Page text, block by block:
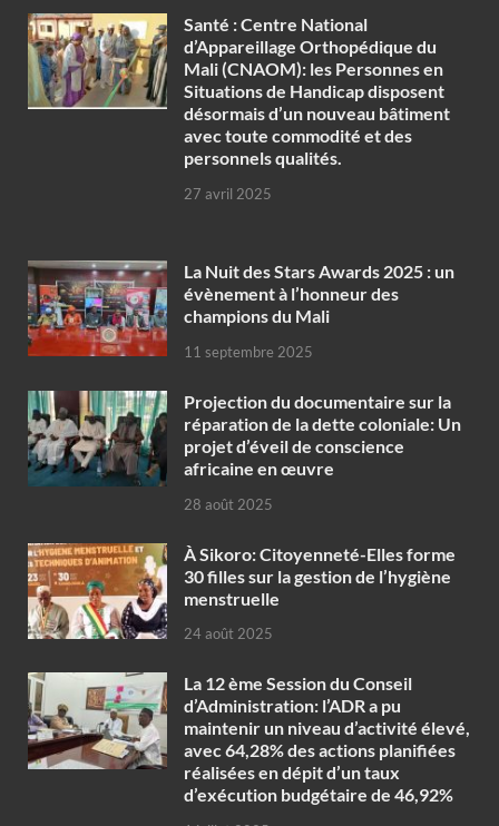
Santé : Centre National
d’Appareillage Orthopédique du
Mali (CNAOM): les Personnes en
Situations de Handicap disposent
désormais d’un nouveau bâtiment
avec toute commodité et des
personnels qualités.
27 avril 2025
‎La Nuit des Stars Awards 2025 : un
évènement à l’honneur des
champions du Mali
11 septembre 2025
Projection du documentaire sur la
réparation de la dette coloniale: Un
projet d’éveil de conscience
africaine en œuvre‎
28 août 2025
À Sikoro: Citoyenneté-Elles forme
30 filles sur la gestion de l’hygiène
menstruelle
24 août 2025
La 12 ème Session du Conseil
d’Administration: l’ADR a pu
maintenir un niveau d’activité élevé,
avec 64,28% des actions planifiées
réalisées en dépit d’un taux
d’exécution budgétaire de 46,92%